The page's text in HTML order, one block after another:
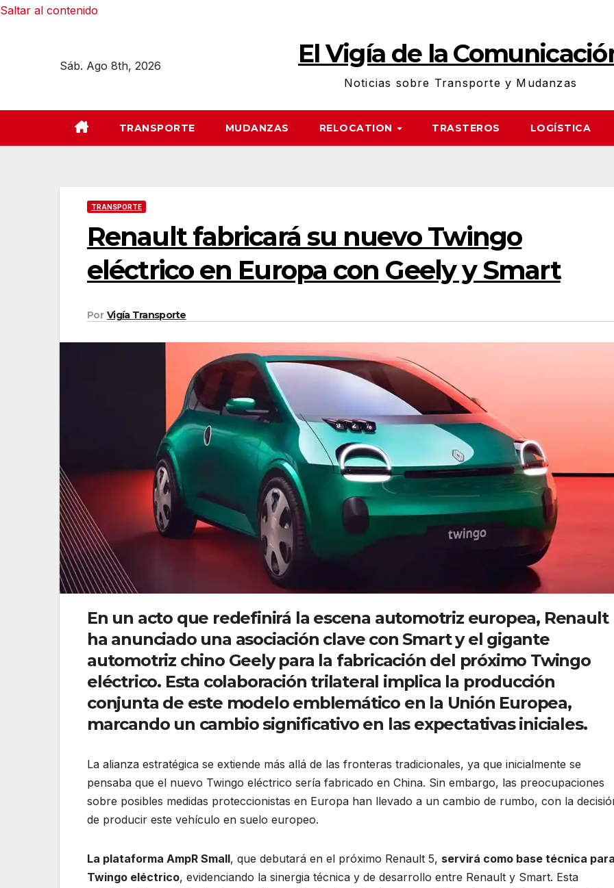
Saltar al contenido
Sáb. Ago 8th, 2026 El Vigía de la
Noticias sobre Transporte y Mudanzas
TRANSPORTE MUDANZAS RELOCATION TRASTEROS LOGÍSTICA
TRANSPORTE
Renault fabricará su nuevo Twingo
eléctrico en Europa con Geely y Smart
Por Vigía Transporte
En un acto que redefinirá la escena automotriz europea, Renault
ha anunciado una asociación clave con Smart y el gigante
automotriz chino Geely para la fabricación del próximo Twingo
eléctrico. Esta colaboración trilateral implica la producción
conjunta de este modelo emblemático en la Unión Europea,
marcando un cambio significativo en las expectativas iniciales.
La alianza estratégica se extiende más allá de las fronteras tradicionales, ya que inicialmente se
pensaba que el nuevo Twingo eléctrico sería fabricado en China. Sin embargo, las preocupaciones
sobre posibles medidas proteccionistas en Europa han llevado a un cambio de rumbo, con la
de producir este vehículo en suelo europeo.
La plataforma AmpR Small, que debutará en el próximo Renault 5, servirá como base técnica
Twingo eléctrico, evidenciando la sinergia técnica y de desarrollo entre Renault y Smart. Esta
(y otros)